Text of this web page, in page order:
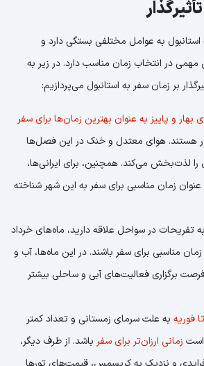
استانبول به عوامل مختلفی بستگی دارد و
در انتخاب زمان مناسب دارد. در زیر به
بر زمان سفر به استانبول می‌پردازیم:
و پاییز به عنوان بهترین زمان‌ها برای سفر
هستند. هوای معتدل و خنک در این فصل‌ها
را لذت‌بخش می‌کند. همچنین، برای ایرانی‌ها،
عنوان زمان مناسبی برای سفر به این شهر شناخته
تفریحات در سواحل علاقه دارید، ماه‌های خرداد
زمان مناسبی برای سفر باشند. در این ماه‌ها، آب و
برگزاری فعالیت‌های آبی و ساحلی بیشتر
فوریه به علت سرمای زمستانی و تعداد کمتر
است زمانی ارزان‌تر برای سفر باشد. از طرف دیگر،